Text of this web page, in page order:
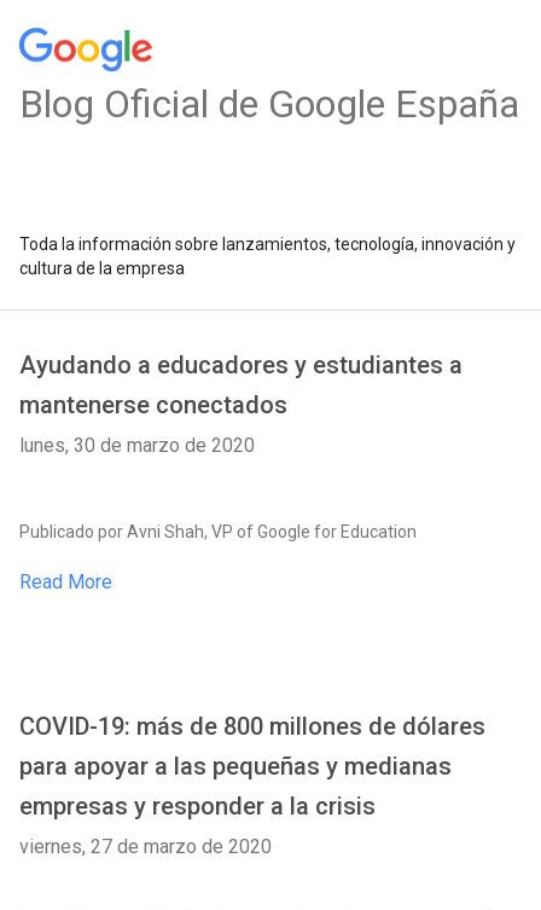
Blog Oficial de Google España
Toda la información sobre lanzamientos, tecnología, innovación y
cultura de la empresa
Ayudando a educadores y estudiantes a
mantenerse conectados
lunes, 30 de marzo de 2020
Publicado por Avni Shah, VP of Google for Education
Read More
COVID-19: más de 800 millones de dólares
para apoyar a las pequeñas y medianas
empresas y responder a la crisis
viernes, 27 de marzo de 2020